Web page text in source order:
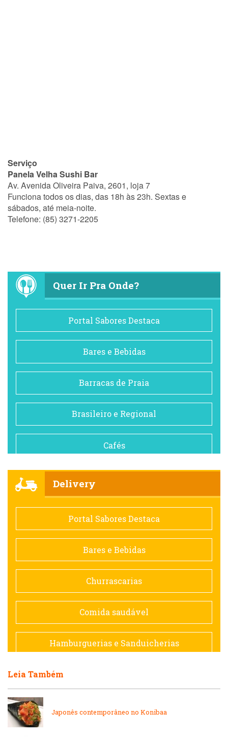
Serviço
Panela Velha Sushi Bar
Av. Avenida Oliveira Paiva, 2601, loja 7
Funciona todos os dias, das 18h às 23h. Sextas e
sábados, até meia-noite.
Telefone: (85) 3271-2205
Quer Ir Pra Onde?
Portal Sabores Destaca
Bares e Bebidas
Barracas de Praia
Brasileiro e Regional
Cafés
Comida saudável
Contemporânea
Doceria
Espanhola
Francesa
Delivery
Portal Sabores Destaca
Bares e Bebidas
Churrascarias
Comida saudável
Hamburguerias e Sanduicherias
Leia Também
Japonês contemporâneo no Konibaa